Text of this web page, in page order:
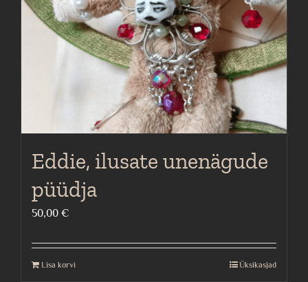
Eddie, ilusate unenägude
püüdja
50,00 €
Lisa korvi Üksikasjad